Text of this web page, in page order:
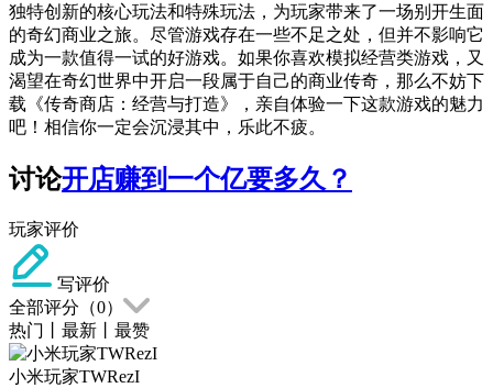
独特创新的核心玩法和特殊玩法，为玩家带来了一场别开生面
的奇幻商业之旅。尽管游戏存在一些不足之处，但并不影响它
成为一款值得一试的好游戏。如果你喜欢模拟经营类游戏，又
渴望在奇幻世界中开启一段属于自己的商业传奇，那么不妨下
载《传奇商店：经营与打造》，亲自体验一下这款游戏的魅力
吧！相信你一定会沉浸其中，乐此不疲。
讨论开店赚到一个亿要多久？
玩家评价
写评价
全部评分（0）
热门
最新 最赞
小米玩家TWRezI